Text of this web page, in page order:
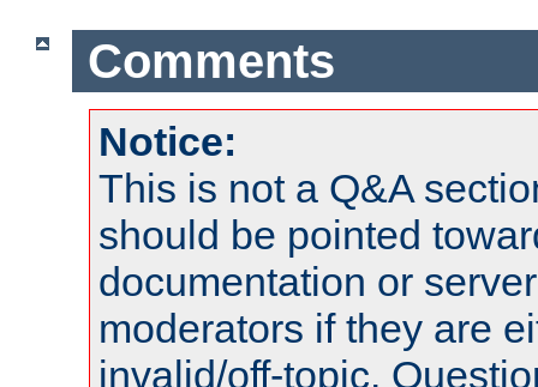
Comments
Notice:
This is not a Q&A
should be pointed
documentation or
moderators if they are
invalid/off-topic.